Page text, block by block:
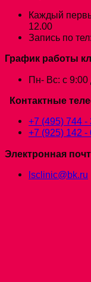
Каждый
12.00
Запись по тел:
График работы
Пн- Вс: с 9:00
Контактные
+7 (495) 744 -
+7 (925) 142 -
Электронная
lsclinic@bk.ru